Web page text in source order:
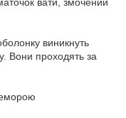
виникнуть
Вони проходять за